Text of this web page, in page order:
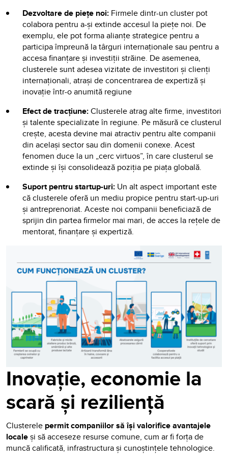
Dezvoltare de piețe noi: Firmele dintr-un cluster pot
colabora pentru a-și extinde accesul la piețe noi. De
exemplu, ele pot forma alianțe strategice pentru a
participa împreună la târguri internaționale sau pentru a
accesa finanțare și investiții străine. De asemenea,
clusterele sunt adesea vizitate de investitori și clienți
internaționali, atrași de concentrarea de expertiză și
inovație într-o anumită regiune
Efect de tracțiune:Clusterele atrag alte firme, investitori
și talente specializate în regiune. Pe măsură ce clusterul
crește, acesta devine mai atractiv pentru alte companii
din același sector sau din domenii conexe. Acest
fenomen duce la un „cerc virtuos”, în care clusterul se
extinde și își consolidează poziția pe piața globală.
Suport pentru startup-uri: Un alt aspect important este
că clusterele oferă un mediu propice pentru start-up-uri
și antreprenoriat. Aceste noi companii beneficiază de
sprijin din partea firmelor mai mari, de acces la rețele de
mentorat, finanțare și expertiză.
Inovație, economie la
scară și reziliență
Clusterele permit companiilor să își valorifice avantajele
localeși să acceseze resurse comune, cum ar fi forța de
muncă calificată, infrastructura și cunoștințele tehnologice.